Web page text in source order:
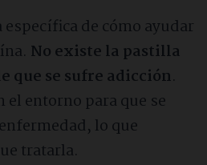
específica de cómo ayudar
No existe la pastilla
que se sufre adicción.
el entorno para que se
lo que
tratarla.